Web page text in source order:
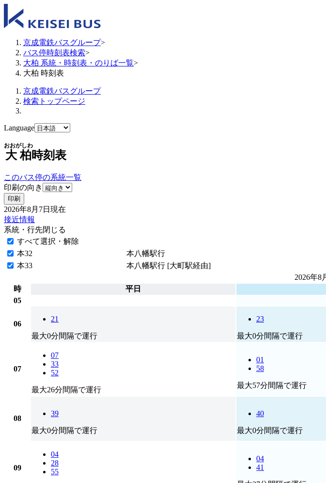
京成電鉄バスグループ>
バス停時刻表検索>
大柏 系統・時刻表・のりば一覧>
大柏 時刻表
京成電鉄バスグループ
検索トップページ
Language
大柏
おおがしわ
時刻表
このバス停の系統一覧
印刷の向き
印刷
2026年8月7日 現在
接近情報
系統・行先閉じる
すべて選択・解除
本32
本八幡駅行
本33
本八幡駅行 [大町駅経由]
2026年8
時
平日
05
06
21
最大0分間隔で運行
23
最大0分間隔で運行
07
07
33
52
最大26分間隔で運行
01
58
最大57分間隔で運行
08
39
最大0分間隔で運行
40
最大0分間隔で運行
09
04
28
55
04
41